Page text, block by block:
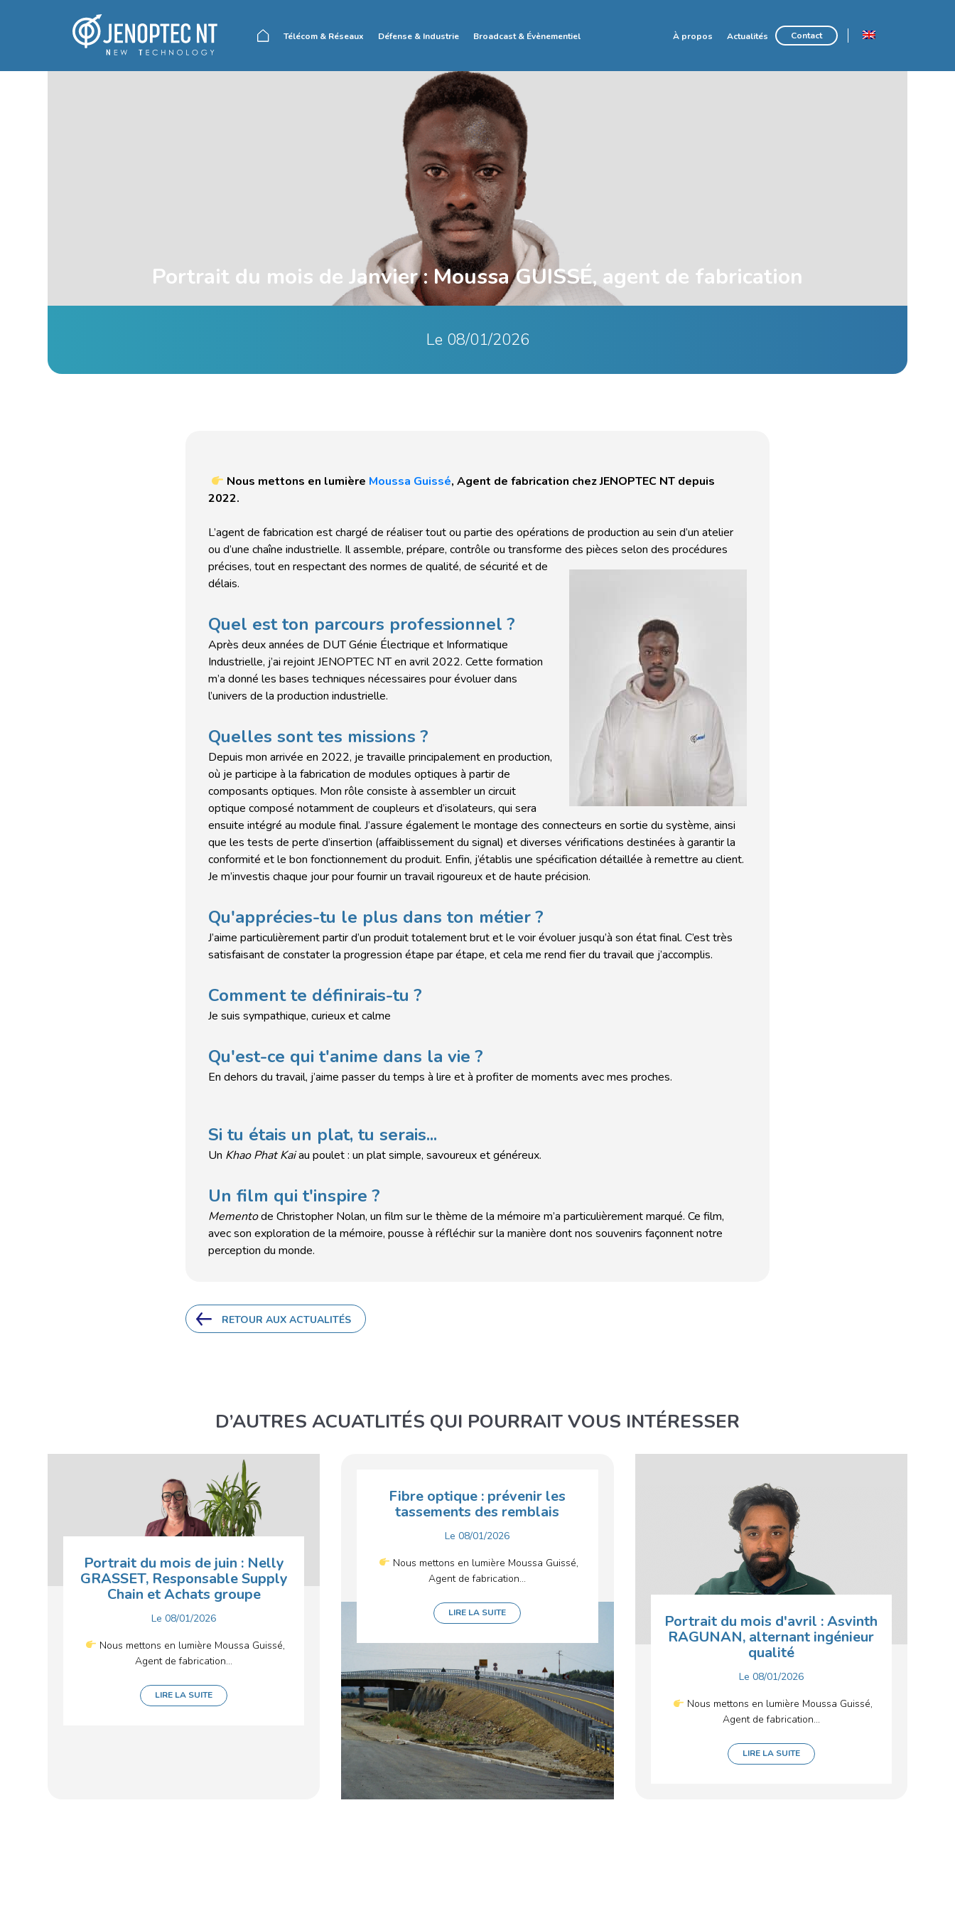
Télécom & Réseaux Défense & Industrie Broadcast & Évènementiel À propos Actualités Contact
Portrait du mois de Janvier : Moussa GUISSÉ, agent de fabrication
Le 08/01/2026
Nous mettons en lumière Moussa Guissé, Agent de fabrication chez JENOPTEC NT depuis
2022.
L’agent de fabrication est chargé de réaliser tout ou partie des opérations de production au sein d’un atelier
ou d’une chaîne industrielle. Il assemble, prépare, contrôle ou transforme des pièces selon des procédures
précises, tout en respectant des normes de qualité, de sécurité et de
délais.
Quel est ton parcours professionnel ?
Après deux années de DUT Génie Électrique et Informatique
Industrielle, j’ai rejoint JENOPTEC NT en avril 2022. Cette formation
m’a donné les bases techniques nécessaires pour évoluer dans
l’univers de la production industrielle.
Quelles sont tes missions ?
Depuis mon arrivée en 2022, je travaille principalement en production,
où je participe à la fabrication de modules optiques à partir de
composants optiques. Mon rôle consiste à assembler un circuit
optique composé notamment de coupleurs et d’isolateurs, qui sera
ensuite intégré au module final. J’assure également le montage des connecteurs en sortie du système, ainsi
que les tests de perte d’insertion (affaiblissement du signal) et diverses vérifications destinées à garantir la
conformité et le bon fonctionnement du produit. Enfin, j’établis une spécification détaillée à remettre au client.
Je m’investis chaque jour pour fournir un travail rigoureux et de haute précision.
Qu'apprécies-tu le plus dans ton métier ?
J’aime particulièrement partir d’un produit totalement brut et le voir évoluer jusqu’à son état final. C’est très
satisfaisant de constater la progression étape par étape, et cela me rend fier du travail que j’accomplis.
Comment te définirais-tu ?
Je suis sympathique, curieux et calme
Qu'est-ce qui t'anime dans la vie ?
En dehors du travail, j’aime passer du temps à lire et à profiter de moments avec mes proches.
Si tu étais un plat, tu serais...
Un Khao Phat Kaiau poulet : un plat simple, savoureux et généreux.
Un film qui t'inspire ?
Mementode Christopher Nolan, un film sur le thème de la mémoire m’a particulièrement marqué. Ce film,
avec son exploration de la mémoire, pousse à réfléchir sur la manière dont nos souvenirs façonnent notre
perception du monde.
RETOUR AUX ACTUALITÉS
D’AUTRES ACUATLITÉS QUI POURRAIT VOUS INTÉRESSER
Portrait du mois de juin : Nelly
GRASSET, Responsable Supply
Chain et Achats groupe
Le08/01/2026
Nous mettons en lumière Moussa Guissé,
Agent de fabrication...
LIRE LA SUITE
Fibre optique : prévenir les
tassements des remblais
Le08/01/2026
Nous mettons en lumière Moussa Guissé,
Agent de fabrication...
LIRE LA SUITE
Portrait du mois d'avril : Asvinth
RAGUNAN, alternant ingénieur
qualité
Le 08/01/2026
Nous mettons en lumière Moussa Guissé,
Agent de fabrication...
LIRE LA SUITE